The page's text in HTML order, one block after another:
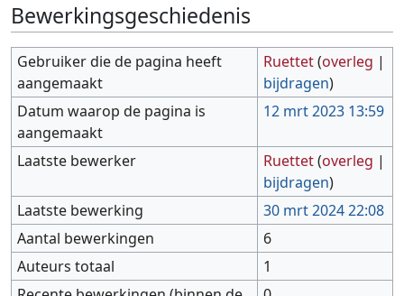
Bewerkingsgeschiedenis
Gebruiker die de pagina heeft
aangemaakt
Ruettet(overleg |
bijdragen)
Datum waarop de pagina is
aangemaakt
12 mrt 2023 13:59
Laatste bewerker Ruettet(overleg |
bijdragen)
Laatste bewerking
30 mrt 2024 22:08
Aantal bewerkingen
6
Auteurs totaal
1